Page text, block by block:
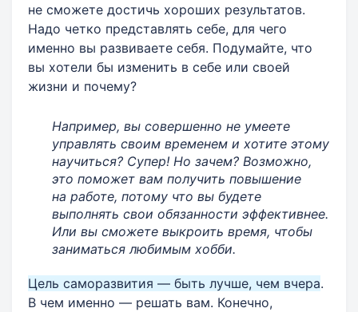
не сможете достичь хороших результатов.
Надо четко представлять себе, для чего
именно вы развиваете себя. Подумайте, что
вы хотели бы изменить в себе или своей
жизни и почему?
Например, вы совершенно не умеете
управлять своим временем и хотите этому
научиться? Супер! Но зачем? Возможно,
это поможет вам получить повышение
на работе, потому что вы будете
выполнять свои обязанности эффективнее.
Или вы сможете выкроить время, чтобы
заниматься любимым хобби.
Цель саморазвития — быть лучше, чем вчера.
В чем именно — решать вам. Конечно,